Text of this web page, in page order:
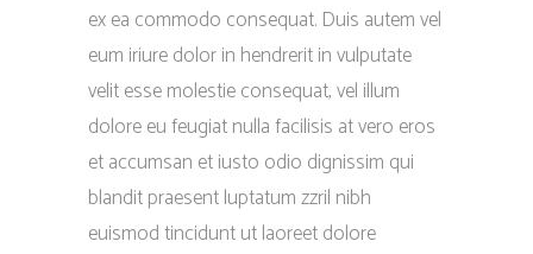
ex ea commodo consequat. Duis autem vel
eum iriure dolor in hendrerit in vulputate
velit esse molestie consequat, vel illum
dolore eu feugiat nulla facilisis at vero eros
et accumsan et iusto odio dignissim qui
blandit praesent luptatum zzril nibh
euismod tincidunt ut laoreet dolore